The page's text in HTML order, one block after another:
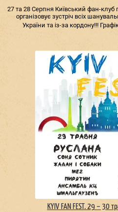
27 та 28 Серпня Київський фан-клуб
організовує зустріч всіх
України та із-за кордону!!!
KYIV FAN FEST. 29 – 30